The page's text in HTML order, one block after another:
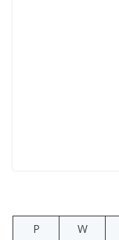
P
W